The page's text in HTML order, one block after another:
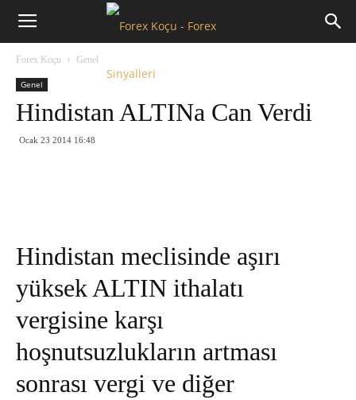
Forex
Forex Koçu Genel
Genel
Hindistan ALTINa Can Verdi
Ocak 23 2014 16:48
Hindistan meclisinde aşırı
yüksek ALTIN ithalatı
vergisine karşı
hoşnutsuzlukların artması
sonrası vergi ve diğer